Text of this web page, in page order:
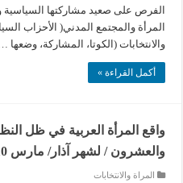
الفرص على صعيد مشاركتها السياسية
المرأة والمجتمع المدني( الأحزاب
والانتخابات (الكوتا، المشاركة، وضعها
أكمل القراءة »
واقع المرأة العربية في ظل النظم
والعشرون / لشهر آذار/ مارس 2010
المراة والانتخابات